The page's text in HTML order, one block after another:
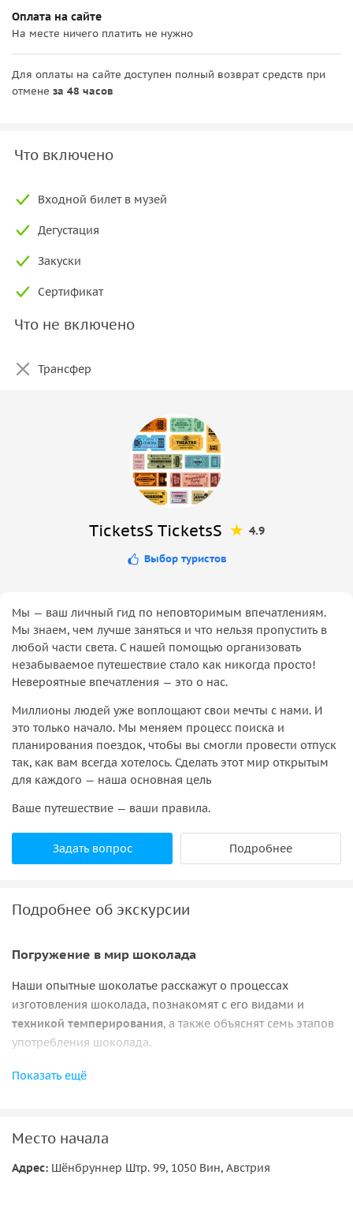
Оплата на сайте
На месте ничего платить не нужно
Для оплаты на сайте доступен полный возврат средств при
отмене за 48 часов
Что включено
Входной билет в музей
Дегустация
Закуски
Сертификат
Что не включено
Трансфер
TicketsS TicketsS 4.9
Выбор туристов
Мы — ваш личный гид по неповторимым впечатлениям.
Мы знаем, чем лучше заняться и что нельзя пропустить в
любой части света. С нашей помощью организовать
незабываемое путешествие стало как никогда просто!
Невероятные впечатления — это о нас.
Миллионы людей уже воплощают свои мечты с нами. И
это только начало. Мы меняем процесс поиска и
планирования поездок, чтобы вы смогли провести отпуск
так, как вам всегда хотелось. Сделать этот мир открытым
для каждого — наша основная цель
Ваше путешествие — ваши правила.
Задать вопрос Подробнее
Подробнее об экскурсии
Погружение в мир шоколада
Наши опытные шоколатье расскажут о процессах
изготовления шоколада, познакомят с его видами и
техникой темперирования, а также объяснят семь этапов
употребления шоколада.
Творческий подход и традиции
выбор, а такжеприготовите классический ацтекский
шоколадный напитокс помощью старинных
Показать ещё
Место начала
Адрес: Шёнбруннер Штр. 99, 1050 Вин, Австрия